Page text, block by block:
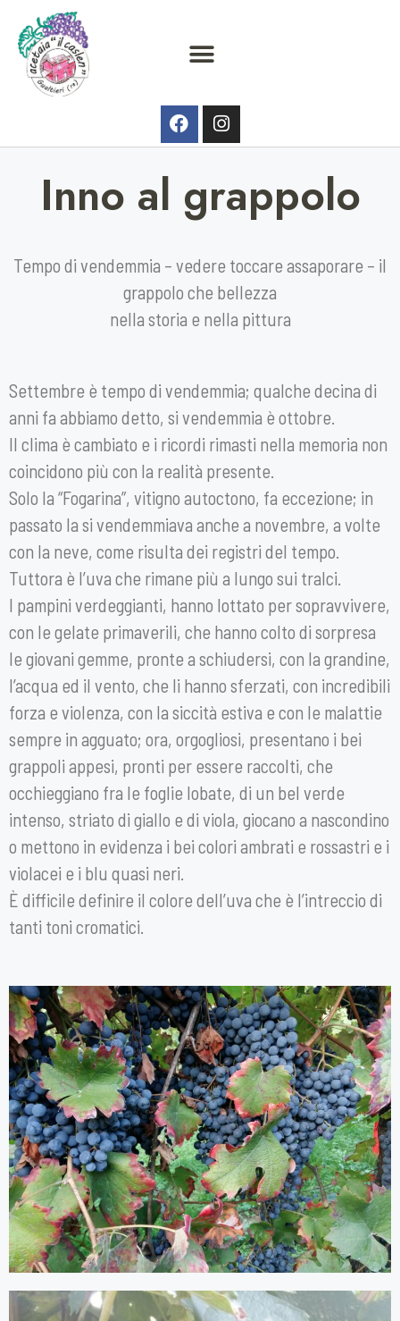
Inno al grappolo
Tempo di vendemmia – vedere toccare assaporare – il
grappolo che bellezza
nella storia e nella pittura
Settembre è tempo di vendemmia; qualche decina di
anni fa abbiamo detto, si vendemmia è ottobre.
Il clima è cambiato e i ricordi rimasti nella memoria non
coincidono più con la realità presente.
Solo la “Fogarina”, vitigno autoctono, fa eccezione; in
passato la si vendemmiava anche a novembre, a volte
con la neve, come risulta dei registri del tempo.
Tuttora è l’uva che rimane più a lungo sui tralci.
I pampini verdeggianti, hanno lottato per sopravvivere,
con le gelate primaverili, che hanno colto di sorpresa
le giovani gemme, pronte a schiudersi, con la grandine,
l’acqua ed il vento, che li hanno sferzati, con incredibili
forza e violenza, con la siccità estiva e con le malattie
sempre in agguato; ora, orgogliosi, presentano i bei
grappoli appesi, pronti per essere raccolti, che
occhieggiano fra le foglie lobate, di un bel verde
intenso, striato di giallo e di viola, giocano a nascondino
o mettono in evidenza i bei colori ambrati e rossastri e i
violacei e i blu quasi neri.
È difficile definire il colore dell’uva che è l’intreccio di
tanti toni cromatici.